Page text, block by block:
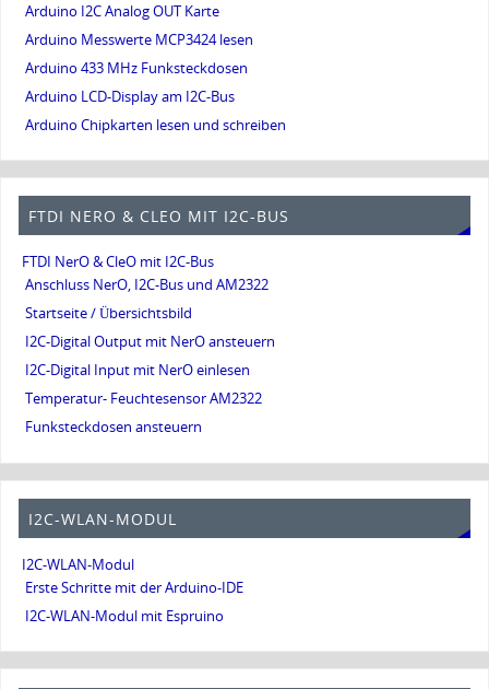
Arduino I2C Analog OUT Karte
Arduino Messwerte MCP3424 lesen
Arduino 433 MHz Funksteckdosen
Arduino LCD-Display am I2C-Bus
Arduino Chipkarten lesen und schreiben
FTDI NERO & CLEO MIT I2C-BUS
FTDI NerO & CleO mit I2C-Bus
Anschluss NerO, I2C-Bus und AM2322
Startseite / Übersichtsbild
I2C-Digital Output mit NerO ansteuern
I2C-Digital Input mit NerO einlesen
Temperatur- Feuchtesensor AM2322
Funksteckdosen ansteuern
I2C-WLAN-MODUL
I2C-WLAN-Modul
Erste Schritte mit der Arduino-IDE
I2C-WLAN-Modul mit Espruino